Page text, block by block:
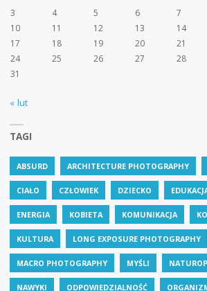
3
4 5 6 7
10
11 12 13 14
17
18 19 20 21
24
25 26 27 28
31
« lut
TAGI
ABSURD ARCHITECTURE PHOTOGRAPHY
CIAŁO CZŁOWIEK DZIECKO
ENERGIA KOBIETA KOMUNIKACJA
KULTURA LONG EXPOSURE PHOTOGRAPHY
MACRO PHOTOGRAPHY MYŚLI
NAWYKI ODPOWIEDZIALNOŚĆ